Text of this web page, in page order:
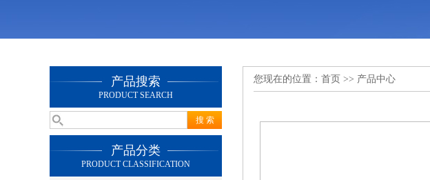
产品搜索
PRODUCT SEARCH
产品分类
PRODUCT CLASSIFICATION
您现在的位置： 首页 >> 产品中心